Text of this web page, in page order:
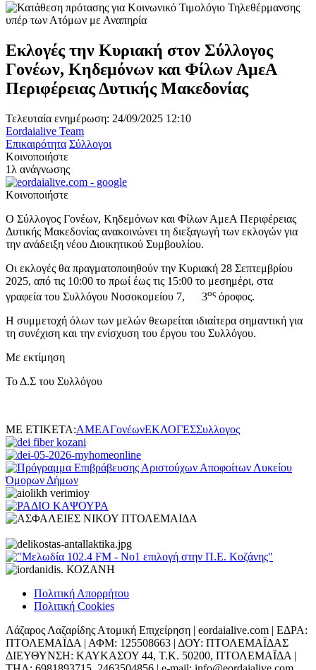
Εκλογές την Κυριακή στον Σύλλογος
Γονέων, Κηδεμόνων και Φίλων ΑμεΑ
Περιφέρειας Δυτικής Μακεδονίας
Τελευταία ενημέρωση: 24/09/2025 12:10
Eordaialive Team
Επικαιρότητα Σύλλογοι
Κοινοποιήστε
1λ ανάγνωσης
Κοινοποιήστε
Ο Σύλλογος Γονέων, Κηδεμόνων και Φίλων ΑμεΑ Περιφέρειας
Δυτικής Μακεδονίας ανακοινώνει τη διεξαγωγή των εκλογών για
την ανάδειξη νέου Διοικητικού Συμβουλίου.
Οι εκλογές θα πραγματοποιηθούν την Κυριακή 28 Σεπτεμβρίου
2025, από τις 10:00 το πρωί έως τις 15:00 το μεσημέρι, στα
γραφεία του Συλλόγου Νοσοκομείου 7, 3ος όροφος.
Η συμμετοχή όλων των μελών θεωρείται ιδιαίτερα σημαντική για
τη συνέχιση και την ενίσχυση του έργου του Συλλόγου.
Με εκτίμηση
Το Δ.Σ του Συλλόγου
ΜΕ ΕΤΙΚΕΤΑ:ΑΜΕΑΓονέωνΕΚΛΟΓΕΣΣυλλογος
Πολιτική Απορρήτου
Πολιτική Cookies
Λάζαρος Λαζαρίδης Ατομική Επιχείρηση | eordaialive.com | ΕΔΡΑ:
ΠΤΟΛΕΜΑΪΔΑ | ΑΦΜ: 125508663 | ΔΟΥ: ΠΤΟΛΕΜΑΪΔΑΣ
ΔΙΕΥΘΥΝΣΗ: ΚΑΥΚΑΣΟΥ 44, Τ.Κ. 50200, ΠΤΟΛΕΜΑΪΔΑ |